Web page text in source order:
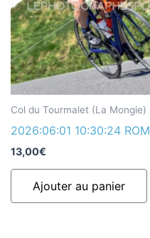
Col du Tourmalet (La Mongie)
2026:06:01 10:30:24
13,00€
Ajouter au panier